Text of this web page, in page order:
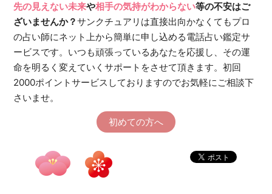
先の見えない未来や相手の気持がわからない等の不安はご
ざいませんか？サンクチュアリは直接出向かなくてもプロ
の占い師にネット上から簡単に申し込める電話占い鑑定サ
ービスです。いつも頑張っているあなたを応援し、その運
命を明るく変えていくサポートをさせて頂きます。初回
2000ポイントサービスしておりますのでお気軽にご相談下
さいませ。
初めての方へ